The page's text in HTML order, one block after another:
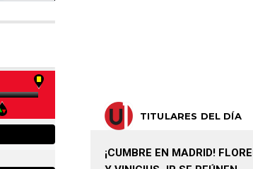
TITULARES DEL DÍA
¡CUMBRE EN MADRID!